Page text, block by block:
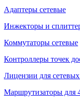
Адаптеры сетевые
Инжекторы и
Коммутаторы сетевые
Контроллеры точек
Лицензии для сетевых
Маршрутизаторы для